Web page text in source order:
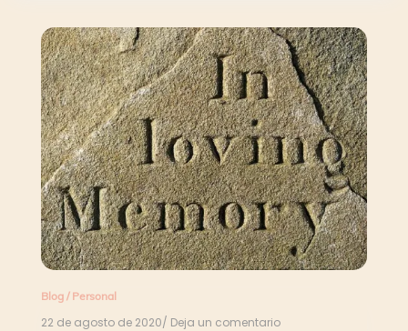
Blog/ Personal
22 de agosto de 2020/ Deja un comentarioen